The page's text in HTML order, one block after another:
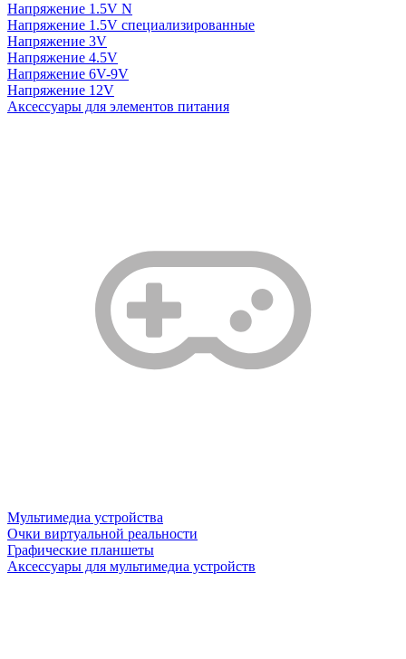
Напряжение 1.5V N
Напряжение 1.5V специализированные
Напряжение 3V
Напряжение 4.5V
Напряжение 6V-9V
Напряжение 12V
Аксессуары для элементов питания
Мультимедиа устройства
Очки виртуальной реальности
Графические планшеты
Аксессуары для мультимедиа устройств